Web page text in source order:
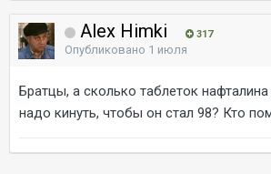
Alex Himki 317
Опубликовано 1 июля
Братцы, а сколько таблеток нафталина
надо кинуть, чтобы он стал 98? Кто